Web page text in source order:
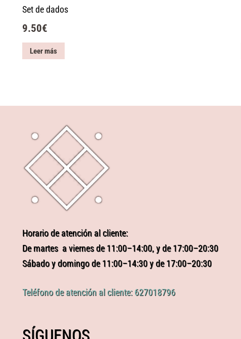
Set de dados
9.50€
Leer más
Horario de atención al cliente:
De martes a viernes de 11:00–14:00, y de 17:00–20:30
Sábado y domingo de 11:00–14:30 y de 17:00–20:30
Teléfono de atención al cliente: 627018796